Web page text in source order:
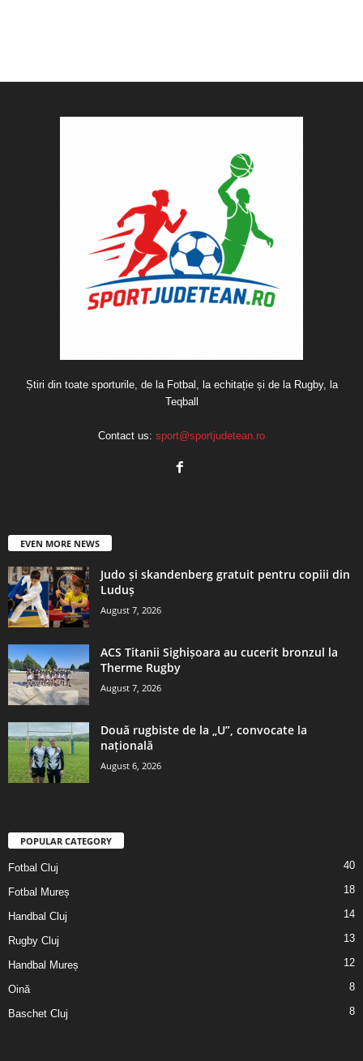
Știri din toate sporturile, de la Fotbal, la echitație și de la Rugby, la
Teqball
Contact us: sport@sportjudetean.ro
EVEN MORE NEWS
Judo și skandenberg gratuit pentru copiii din
Luduș
August 7, 2026
ACS Titanii Sighișoara au cucerit bronzul la
Therme Rugby
August 7, 2026
Două rugbiste de la „U”, convocate la
națională
August 6, 2026
POPULAR CATEGORY
Fotbal Cluj 40
Fotbal Mureș 18
Handbal Cluj 14
Rugby Cluj 13
Handbal Mureș 12
Oină 8
Baschet Cluj 8